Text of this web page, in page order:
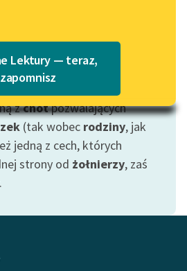
Katalog w formacie PDF
Lektury — teraz,
zcnótpozwalających
(tak wobec rodziny, jak
jedną z cech, których
strony od żołnierzy, zaś
.